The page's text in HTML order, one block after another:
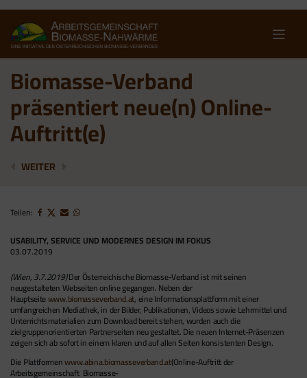
content
Biomasse-Verband
präsentiert neue(n) Online-
Auftritt(e)
BIOENERGIE NÖ ERWEITERT LENGENFELD I
WEITER
Teilen:
USABILITY, SERVICE UND MODERNES DESIGN IM FOKUS
03.07.2019
(Wien, 3.7.2019)Der Österreichische Biomasse-Verband ist mit seinen
neugestalteten Webseiten online gegangen. Neben der
Hauptseitewww.biomasseverband.at, eine Informationsplattform mit einer
umfangreichen Mediathek, in der Bilder, Publikationen, Videos sowie Lehrmittel und
Unterrichtsmaterialien zum Download bereit stehen, wurden auch die
zielgruppenorientierten Partnerseiten neu gestaltet. Die neuen Internet-Präsenzen
zeigen sich ab sofort in einem klaren und auf allen Seiten konsistenten Design.
Die Plattformenwww.abina.biomasseverband.at(Online-Auftritt der
Arbeitsgemeinschaft Biomasse-